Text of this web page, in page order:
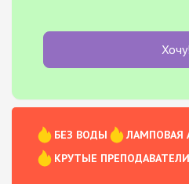
Хочу!
БЕЗ ВОДЫ
ЛАМПОВАЯ
КРУТЫЕ ПРЕПОДАВАТЕЛИ